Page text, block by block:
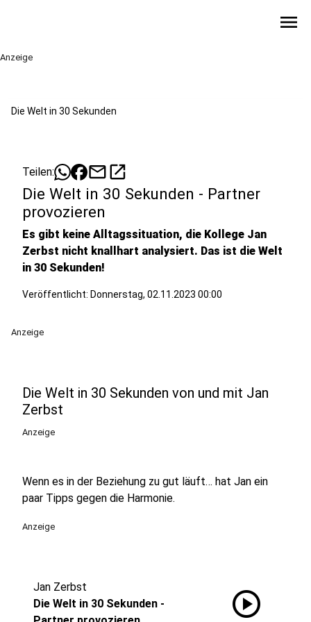
menu
Anzeige
Die Welt in 30 Sekunden
Teilen: mailopen_in_new
Die Welt in 30 Sekunden - Partner
provozieren
Es gibt keine Alltagssituation, die Kollege Jan
Zerbst nicht knallhart analysiert. Das ist die Welt
in 30 Sekunden!
Veröffentlicht: Donnerstag, 02.11.2023 00:00
Anzeige
Die Welt in 30 Sekunden von und mit Jan
Zerbst
Anzeige
Wenn es in der Beziehung zu gut läuft… hat Jan ein
paar Tipps gegen die Harmonie.
Anzeige
Jan Zerbst
Die Welt in 30 Sekunden -
play_circle